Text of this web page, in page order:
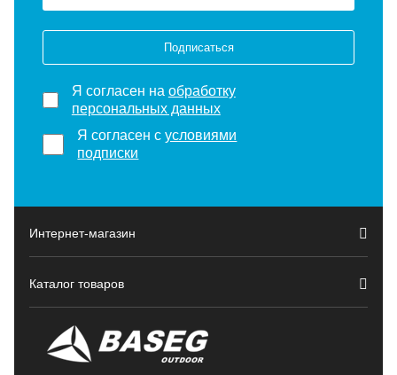
Подписаться
Я согласен на обработку
персональных данных
Я согласен сусловиями
подписки
Интернет-магазин
Каталог товаров